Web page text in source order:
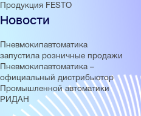
Продукция FESTO
Новости
Пневмокипавтоматика
запустила розничные продажи
Пневмокипавтоматика –
официальный дистрибьютор
Промышленной автоматики
РИДАН